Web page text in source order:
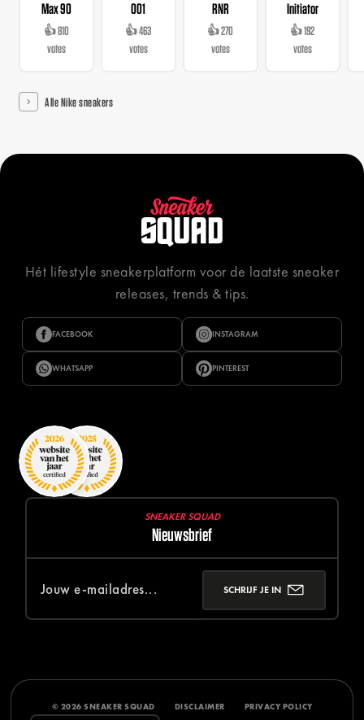
Max 90
👍 810
votes
001
👍 463
votes
RNR
👍 270
votes
Initiator
👍 192
votes
Alle Nike sneakers
Hét lifestyle sneakerplatform voor de laatste sneaker
releases, trends & tips.
FACEBOOK INSTAGRAM
WHATSAPP PINTEREST
SNEAKER SQUAD
Nieuwsbrief
SCHRIJF JE IN
© 2026 SNEAKER SQUAD DISCLAIMER PRIVACY POLICY